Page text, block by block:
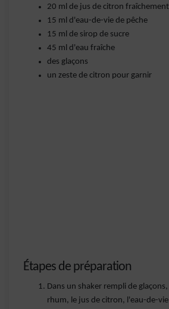
20 ml de jus de citron
15 ml d'eau-de-vie de pêche
15 ml de sirop de sucre
45 ml d'eau fraîche
des glaçons
un zeste de citron pour garnir
Étapes de préparation
Dans un shaker rempli de
rhum, le jus de citron, l'eau-de-